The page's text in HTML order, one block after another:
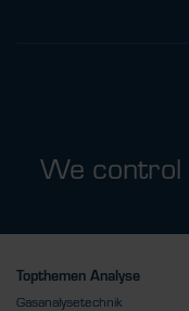
We control
Topthemen Analyse
Gasanalysetechnik